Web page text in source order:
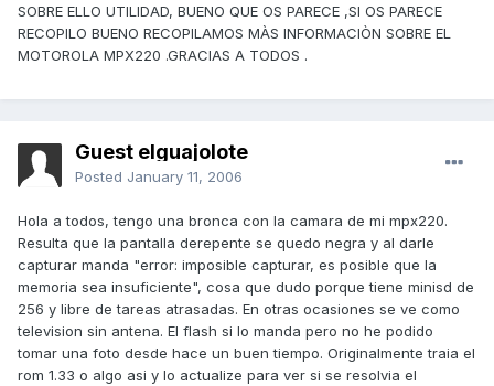
SOBRE ELLO UTILIDAD, BUENO QUE OS PARECE ,SI OS PARECE
RECOPILO BUENO RECOPILAMOS MÀS INFORMACIÒN SOBRE EL
MOTOROLA MPX220 .GRACIAS A TODOS .
Guest elguajolote
Posted January 11, 2006
Hola a todos, tengo una bronca con la camara de mi mpx220.
Resulta que la pantalla derepente se quedo negra y al darle
capturar manda "error: imposible capturar, es posible que la
memoria sea insuficiente", cosa que dudo porque tiene minisd de
256 y libre de tareas atrasadas. En otras ocasiones se ve como
television sin antena. El flash si lo manda pero no he podido
tomar una foto desde hace un buen tiempo. Originalmente traia el
rom 1.33 o algo asi y lo actualize para ver si se resolvia el